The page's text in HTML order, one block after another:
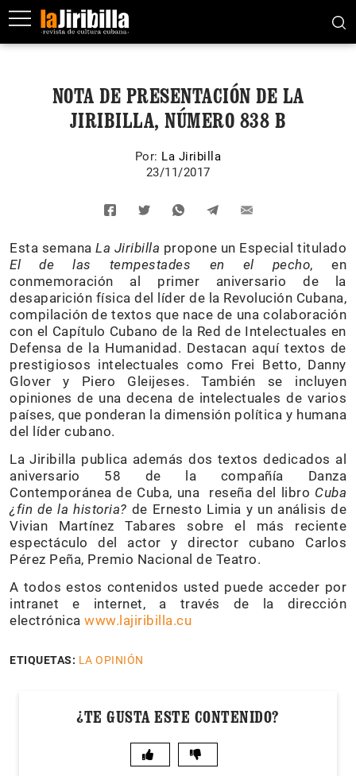
NOTA DE PRESENTACIÓN DE LA
JIRIBILLA, NÚMERO 838 B
Por: La Jiribilla
23/11/2017
Esta semanaLa Jiribilla propone un Especial titulado
El de las tempestades en el pecho, en
conmemoración al primer aniversario de la
desaparición física del líder de la Revolución Cubana,
compilación de textos que nace de una colaboración
con el Capítulo Cubano de la Red de Intelectuales en
Defensa de la Humanidad. Destacan aquí textos de
prestigiosos intelectuales como Frei Betto, Danny
Glover y Piero Gleijeses. También se incluyen
opiniones de una decena de intelectuales de varios
países, que ponderan la dimensión política y humana
del líder cubano.
La Jiribilla publica además dos textos dedicados al
aniversario 58 de la compañía Danza
Contemporánea de Cuba, una reseña del libro Cuba
¿fin de la historia? de Ernesto Limia y un análisis de
Vivian Martínez Tabares sobre el más reciente
espectáculo del actor y director cubano Carlos
Pérez Peña, Premio Nacional de Teatro.
A todos estos contenidos usted puede acceder por
intranet e internet, a través de la dirección
electrónica www.lajiribilla.cu
ETIQUETAS: LA OPINIÓN
¿TE GUSTA ESTE CONTENIDO?